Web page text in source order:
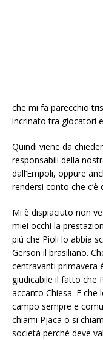
che mi fa parecchio
incrinato tra giocatori
Quindi viene da
responsabili della
dall’Empoli, oppure
rendersi conto che c’è
Mi è dispiaciuto non
miei occhi la
più che Pioli lo abbia
Gerson il brasiliano.
centravanti primavera
giudicabile il fatto che
accanto Chiesa. E
campo sempre e
chiami Pjaca o si
società perché deve